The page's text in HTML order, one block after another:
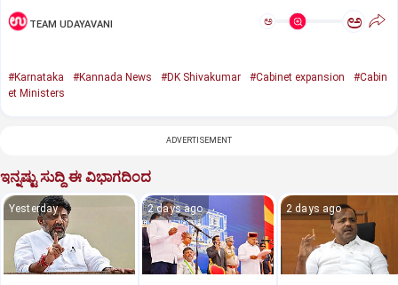
TEAM UDAYAVANI ಅ ಅ
#Karnataka #Kannada News #DK Shivakumar #Cabinet expansion
#Cabin
et Ministers
ADVERTISEMENT
ಇನ್ನಷ್ಟು ಸುದ್ದಿ ಈ ವಿಭಾಗದಿಂದ
Yesterday 2 days ago 2 days ago